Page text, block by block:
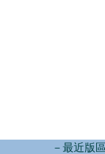
－最近版